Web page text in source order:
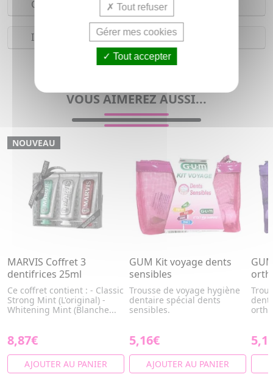
Conseils d'utilisation
Indications
Trousse de voyage pour homme et femme
VOUS AIMEREZ AUSSI...
NOUVEAU
MARVIS Coffret 3
dentifrices 25ml
Ce coffret contient : - Classic
Strong Mint (L'original) -
Whitening Mint (Blanche...
8,87€
AJOUTER AU PANIER
GUM Kit voyage dents
sensibles
Trousse de voyage hygiène
dentaire spécial dents
sensibles.
5,16€
AJOUTER AU PANIER
Tout refuser
Gérer mes cookies
Tout accepter